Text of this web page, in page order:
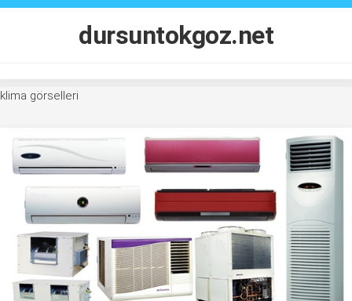
Skip
dursuntokgoz.net
klima görselleri